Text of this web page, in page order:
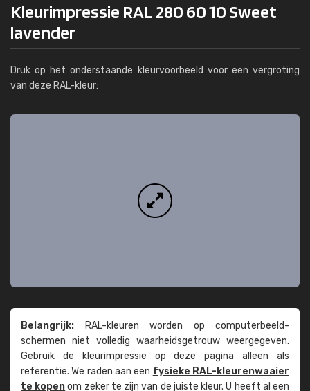
Kleurimpressie RAL 280 60 10 Sweet
lavender
Druk op het onderstaande kleurvoorbeeld voor een vergroting
van deze RAL-kleur:
Belangrijk: RAL-kleuren worden op computer­beeld­
schermen niet volledig waarheids­­getrouw weer­gegeven.
Gebruik de kleur­impressie op deze pagina alleen als
referentie. We raden aan een fysieke RAL-kleuren­waaier
te kopenom zeker te zijn van de juiste kleur. U heeft al een